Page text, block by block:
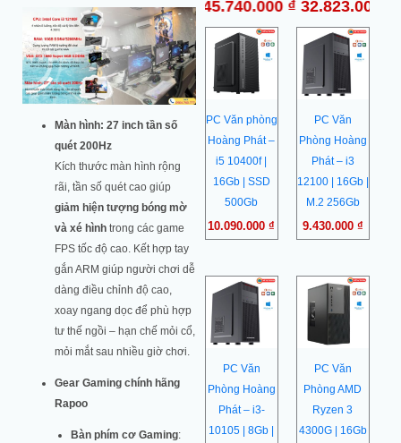
Màn hình: 27 inch tần số
quét 200Hz
Kích thước màn hình rộng
rãi, tần số quét cao giúp
giảm hiện tượng bóng mờ
và xé hình trong các game
FPS tốc độ cao. Kết hợp tay
gắn ARM giúp người chơi dễ
dàng điều chỉnh độ cao,
xoay ngang dọc để phù hợp
tư thế ngồi – hạn chế mỏi cổ,
mỏi mắt sau nhiều giờ chơi.
Gear Gaming chính hãng
Rapoo
Bàn phím cơ Gaming:
49.996.000₫ 45.740.000₫ 32.823.000₫ 31.133.000
PC Văn phòng
Hoàng Phát –
i5 10400f |
16Gb | SSD
500Gb
10.090.000₫
PC Văn
Phòng Hoàng
Phát – i3
12100 | 16Gb |
M.2 256Gb
9.430.000 ₫
PC Văn
Phòng Hoàng
Phát – i3-
10105 | 8Gb |
Giá
gốc
Giá
hiện
7.263.000 ₫.
PC Văn
Phòng AMD
Ryzen 3
4300G | 16Gb
Giá
gốc
Giá
hiện